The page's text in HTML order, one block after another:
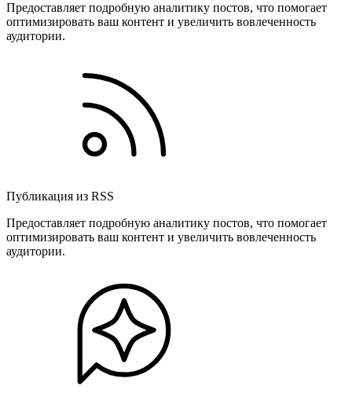
Предоставляет подробную аналитику постов, что помогает
оптимизировать ваш контент и увеличить вовлеченность
аудитории.
Публикация из RSS
Предоставляет подробную аналитику постов, что помогает
оптимизировать ваш контент и увеличить вовлеченность
аудитории.